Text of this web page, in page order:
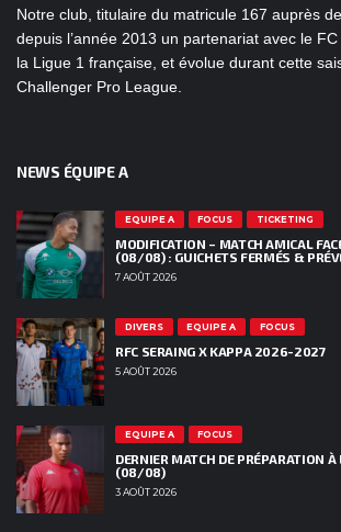
Notre club, titulaire du matricule 167 auprès
depuis l’année 2013 un partenariat avec le
la Ligue 1 française, et évolue durant cette
Challenger Pro League.
NEWS ÉQUIPE A
EQUIPE A FOCUS TICKETING
MODIFICATION – MATCH AMICAL
(08/08) : GUICHETS FERMÉS &
7 AOÛT 2026
DIVERS EQUIPE A FOCUS
RFC SERAING X KAPPA 2026-2027
5 AOÛT 2026
EQUIPE A FOCUS
DERNIER MATCH DE PRÉPARATION À
(08/08)
3 AOÛT 2026